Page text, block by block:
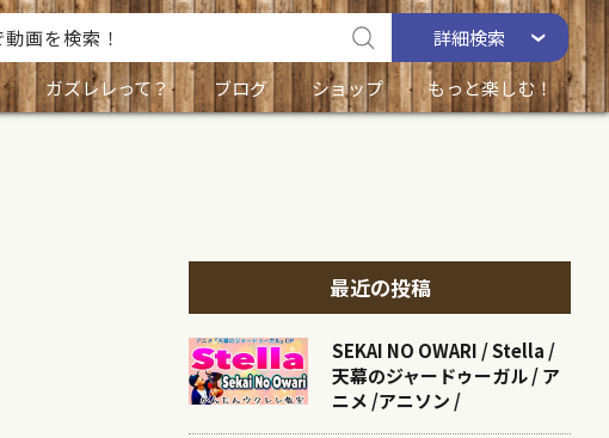
詳細検索
ガズレレって？ ブログ ショップ もっと楽しむ！
最近の投稿
SEKAI NO OWARI / Stella /
天幕のジャードゥーガル / ア
ニメ /アニソン /